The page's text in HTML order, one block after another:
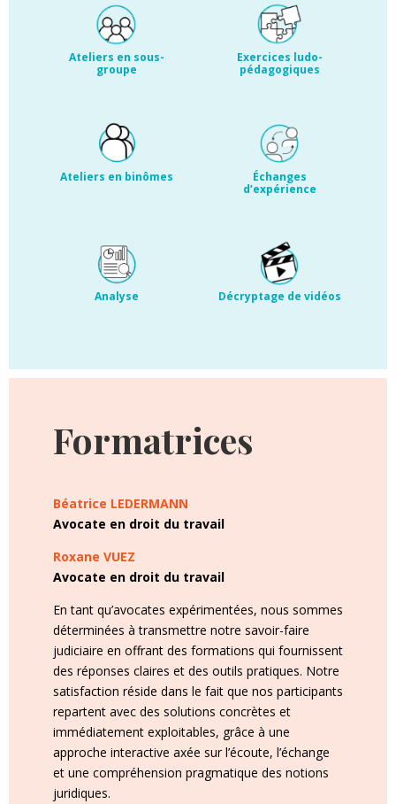
Ateliers en sous-
groupe
Exercices ludo-
pédagogiques
Ateliers en binômes
Échanges
d’expérience
Analyse Décryptage de vidéos
Formatrices
Béatrice LEDERMANN
Avocate en droit du travail
Roxane VUEZ
Avocate en droit du travail
En tant qu’avocates expérimentées, nous sommes
déterminées à transmettre notre savoir-faire
judiciaire en offrant des formations qui fournissent
des réponses claires et des outils pratiques. Notre
satisfaction réside dans le fait que nos participants
repartent avec des solutions concrètes et
immédiatement exploitables, grâce à une
approche interactive axée sur l’écoute, l’échange
et une compréhension pragmatique des notions
juridiques.